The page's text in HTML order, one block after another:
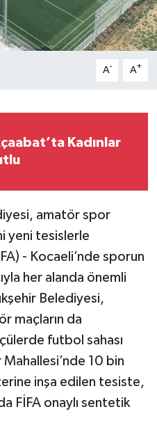
A- A+
Kadınlar
amatör spor
yeni tesislerle
- Kocaeli’nde sporun
her alanda önemli
Belediyesi,
maçların da
futbol sahası
Mahallesi’nde 10 bin
inşa edilen tesiste,
FİFA onaylı sentetik